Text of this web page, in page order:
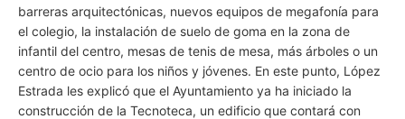
barreras arquitectónicas, nuevos equipos de megafonía para
el colegio, la instalación de suelo de goma en la zona de
infantil del centro, mesas de tenis de mesa, más árboles o un
centro de ocio para los niños y jóvenes. En este punto, López
Estrada les explicó que el Ayuntamiento ya ha iniciado la
construcción de la Tecnoteca, un edificio que contará con